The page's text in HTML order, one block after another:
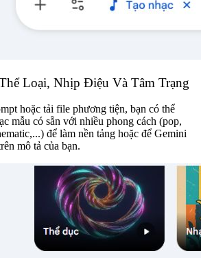
Loại, Nhịp Điệu Và Tâm Trạng
hoặc tải file phương tiện, bạn có thể
mẫu có sẵn với nhiều phong cách (pop,
để làm nền tảng hoặc để Gemini
mô tả của bạn.